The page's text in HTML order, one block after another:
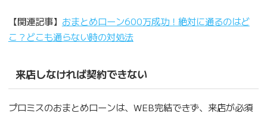
【関連記事】 おまとめローン600万成功！絶対に通るのはど
こ？どこも通らない時の対処法
来店しなければ契約できない
プロミスのおまとめローンは、WEB完結できず、来店が必須